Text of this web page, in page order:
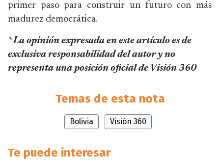
primer paso para construir un futuro con más
madurez democrática.
* La opinión expresada en este artículo es de
exclusiva responsabilidad del autor y no
representa una posición oficial de Visión 360
Temas de esta nota
Bolivia Visión 360
Te puede interesar